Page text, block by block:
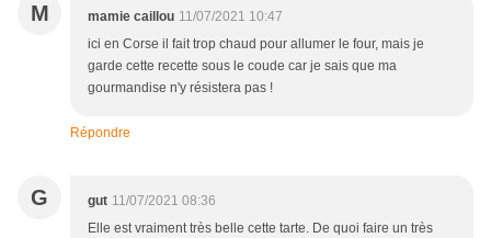
M mamie caillou 11/07/2021 10:47
ici en Corse il fait trop chaud pour allumer le four, mais je
garde cette recette sous le coude car je sais que ma
gourmandise n'y résistera pas !
Répondre
G gut 11/07/2021 08:36
Elle est vraiment très belle cette tarte. De quoi faire un très